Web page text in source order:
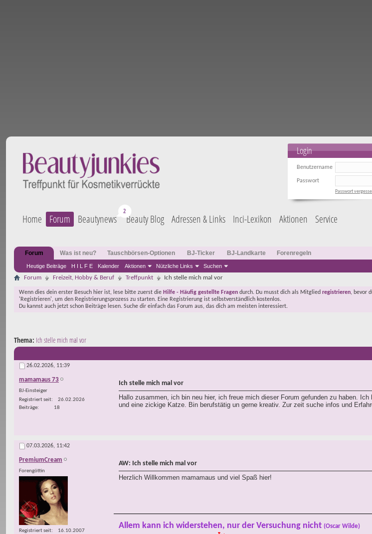
Login
Benutzername
Passwort
Passwort
Home Forum Beautynews Beauty Blog Adressen & Links Inci-Lexikon Aktionen Service
Forum
Heutige Beiträge H I L F E Kalender Aktionen Nützliche Links Suchen
Was ist neu? Tauschbörsen-Optionen BJ-Ticker BJ-Landkarte Forenregeln
Forum Freizeit, Hobby & Beruf Treffpunkt Ich stelle mich mal vor
Wenn dies dein erster Besuch hier ist, lese bitte zuerst die Hilfe - Häufig gestellte Fragen durch. Du musst dich als Mitglied registrieren, bevor
'Registrieren', um den Registrierungsprozess zu starten. Eine Registrierung ist selbstverständlich kostenlos.
Du kannst auch jetzt schon Beiträge lesen. Suche dir einfach das Forum aus, das dich am meisten interessiert.
Thema: Ich stelle mich mal vor
26.02.2026, 11:39
mamamaus 73
BJ-Einsteiger
Registriert seit
26.02.2026
Beiträge
18
Ich stelle mich mal vor
Hallo zusammen, ich bin neu hier, ich freue mich dieser Forum gefunden zu haben.
und eine zickige Katze. Bin berufstätig un gerne kreativ. Zur zeit suche infos und
07.03.2026, 11:42
PremiumCream
Forengöttin
Registriert seit
16.10.2007
AW: Ich stelle mich mal vor
Herzlich Willkommen mamamaus und viel Spaß hier!
Allem kann ich widerstehen, nur der Versuchung nicht (Oscar Wilde)